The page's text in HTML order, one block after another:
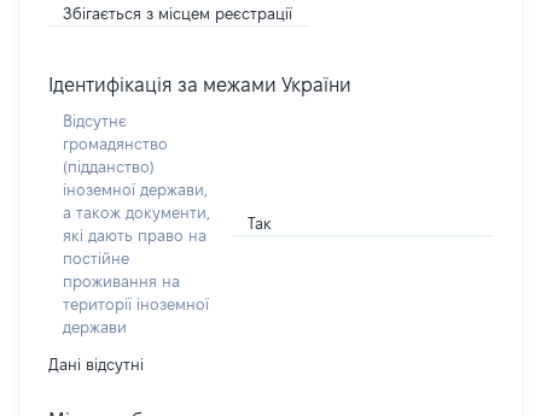
Збігається з місцем реєстрації
Ідентифікація за межами України
Відсутнє
громадянство
(підданство)
іноземної держави,
а також документи,
які дають право на
постійне
проживання на
території іноземної
держави
Так
Дані відсутні